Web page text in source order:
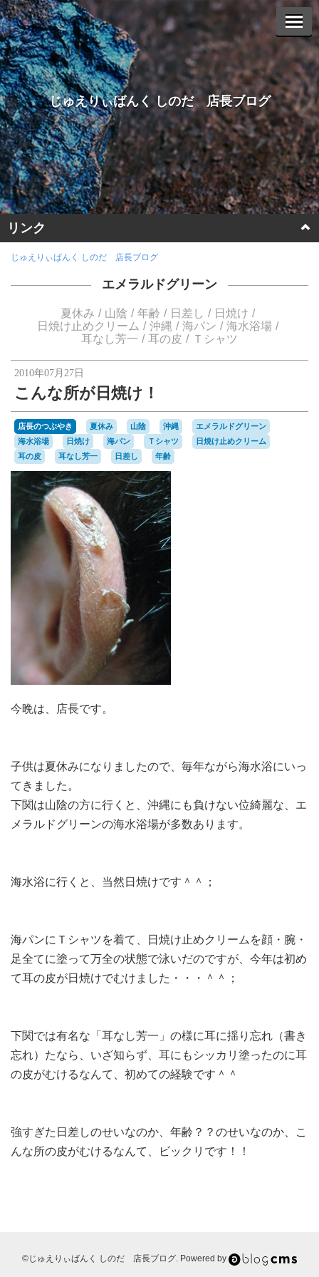
じゅえりぃばんく しのだ 店長ブログ
リンク
ホームページに戻る
ヤフーオークションへ
楽天オークションへ
じゅえりぃばんく しのだ 店長ブログ
エメラルドグリーン
夏休み 山陰 年齢 日差し
日焼け
日焼け止めクリーム
沖縄 海パン
海水浴場
耳なし芳一
耳の皮 Ｔシャツ
2010年07月27日
こんな所が日焼け！
店長のつぶやき 夏休み 山陰 沖縄
エメラルドグリーン
海水浴場
日焼け 海パン Ｔシャツ
日焼け止めクリーム
耳の皮
耳なし芳一 日差し 年齢
今晩は、店長です。
子供は夏休みになりましたので、毎年ながら海水浴にいっ
てきました。
下関は山陰の方に行くと、沖縄にも負けない位綺麗な、エ
メラルドグリーンの海水浴場が多数あります。
海水浴に行くと、当然日焼けです＾＾；
海パンにＴシャツを着て、日焼け止めクリームを顔・腕・
足全てに塗って万全の状態で泳いだのですが、今年は初め
て耳の皮が日焼けでむけました・・・＾＾；
下関では有名な「耳なし芳一」の様に耳に揺り忘れ（書き
忘れ）たなら、いざ知らず、耳にもシッカリ塗ったのに耳
の皮がむけるなんて、初めての経験です＾＾
強すぎた日差しのせいなのか、年齢？？のせいなのか、こ
んな所の皮がむけるなんて、ビックリです！！
©じゅえりぃばんく しのだ 店長ブログ. Powered by